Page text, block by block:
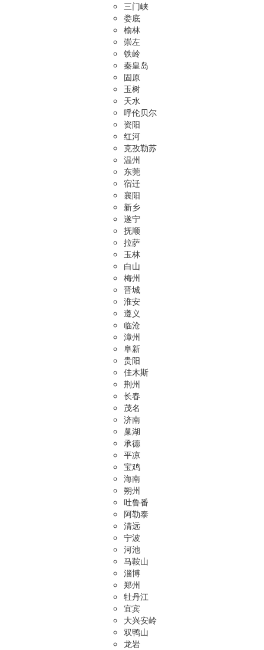
三门峡
娄底
榆林
崇左
铁岭
秦皇岛
固原
玉树
天水
呼伦贝尔
资阳
红河
克孜勒苏
温州
东莞
宿迁
襄阳
新乡
遂宁
抚顺
拉萨
玉林
白山
梅州
晋城
淮安
遵义
临沧
漳州
阜新
贵阳
佳木斯
荆州
长春
茂名
济南
巢湖
承德
平凉
宝鸡
海南
朔州
吐鲁番
阿勒泰
清远
宁波
河池
马鞍山
淄博
郑州
牡丹江
宜宾
大兴安岭
双鸭山
龙岩